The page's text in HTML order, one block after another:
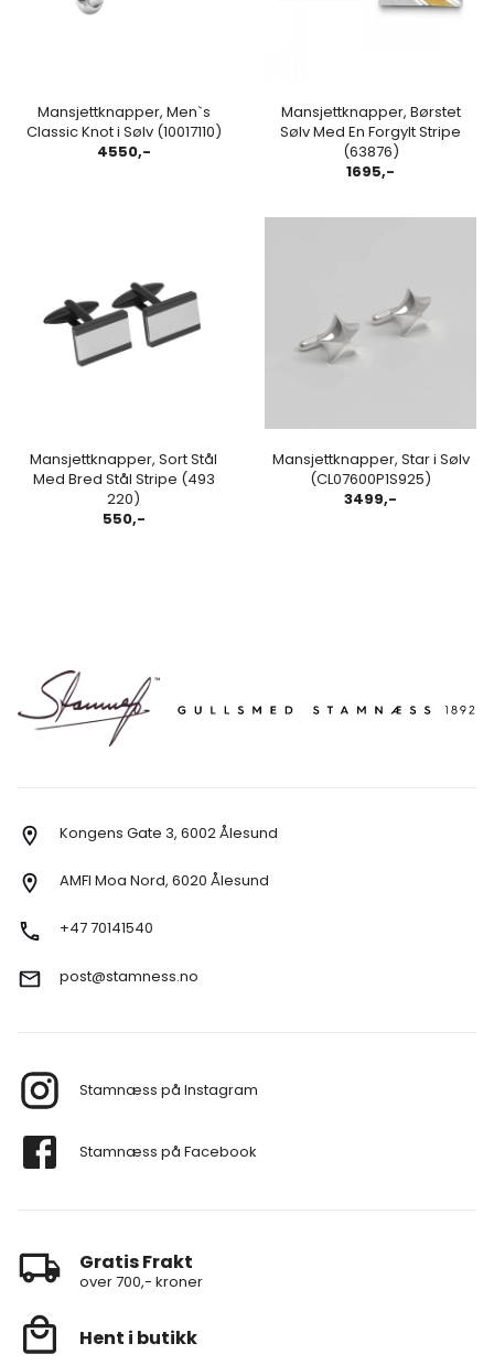
Mansjettknapper, Men`s
Classic Knot i Sølv (10017110)
4550,-
Mansjettknapper, Børstet
Sølv Med En Forgylt Stripe
(63876)
1695,-
Mansjettknapper, Sort Stål
Med Bred Stål Stripe (493
220)
550,-
Mansjettknapper, Star i Sølv
(CL07600P1S925)
3499,-
Kongens Gate 3, 6002 Ålesund
AMFI Moa Nord, 6020 Ålesund
+47 70141540
post@stamness.no
Stamnæss på Instagram
Stamnæss på Facebook
Gratis Frakt
over 700,- kroner
Hent i butikk